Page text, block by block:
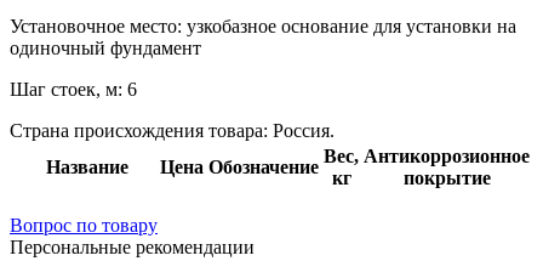
Установочное место: узкобазное основание для установки на
одиночный фундамент
Шаг стоек, м: 6
Страна происхождения товара: Россия.
Название
Цена Обозначение
Вес,
кг
Антикоррозионное
покрытие
Вопрос по товару
Персональные рекомендации